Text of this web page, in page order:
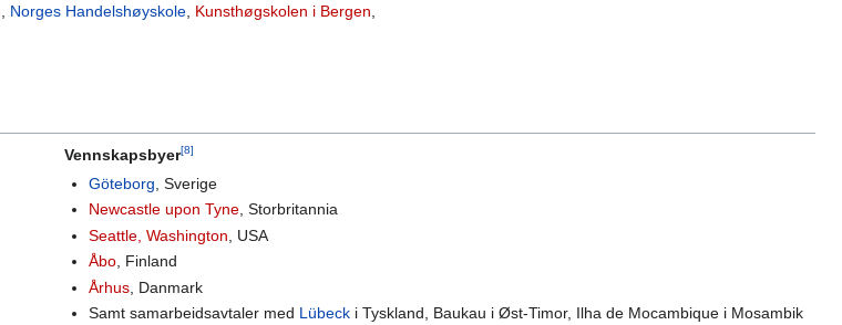
Norges Handelshøyskole Kunsthøgskolen i Bergen
Vennskapsbyer[8]
Göteborg , Sverige
Newcastle upon Tyne, Storbritannia
Seattle, Washington , USA
Åbo, Finland
Århus , Danmark
Samt samarbeidsavtaler med Lübeck i Tyskland, Baukau i Øst-Timor, Ilha de Mocambique i Mosambik